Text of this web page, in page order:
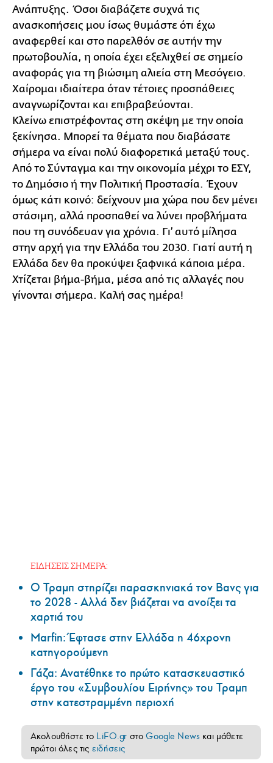
Ανάπτυξης. Όσοι διαβάζετε συχνά τις
ανασκοπήσεις μου ίσως θυμάστε ότι έχω
αναφερθεί και στο παρελθόν σε αυτήν την
πρωτοβουλία, η οποία έχει εξελιχθεί σε σημείο
αναφοράς για τη βιώσιμη αλιεία στη Μεσόγειο.
Χαίρομαι ιδιαίτερα όταν τέτοιες προσπάθειες
αναγνωρίζονται και επιβραβεύονται.
Κλείνω επιστρέφοντας στη σκέψη με την οποία
ξεκίνησα. Μπορεί τα θέματα που διαβάσατε
σήμερα να είναι πολύ διαφορετικά μεταξύ τους.
Από το Σύνταγμα και την οικονομία μέχρι το ΕΣΥ,
το Δημόσιο ή την Πολιτική Προστασία. Έχουν
όμως κάτι κοινό: δείχνουν μια χώρα που δεν μένει
στάσιμη, αλλά προσπαθεί να λύνει προβλήματα
που τη συνόδευαν για χρόνια. Γι’ αυτό μίλησα
στην αρχή για την Ελλάδα του 2030. Γιατί αυτή η
Ελλάδα δεν θα προκύψει ξαφνικά κάποια μέρα.
Χτίζεται βήμα-βήμα, μέσα από τις αλλαγές που
γίνονται σήμερα. Καλή σας ημέρα!
ΕΙΔΗΣΕΙΣ ΣΗΜΕΡΑ:
Ο Τραμπ στηρίζει παρασκηνιακά τον Βανς για
το 2028 - Αλλά δεν βιάζεται να ανοίξει τα
χαρτιά του
Marfin: Έφτασε στην Ελλάδα η 46χρονη
κατηγορούμενη
Γάζα: Ανατέθηκε το πρώτο κατασκευαστικό
έργο του «Συμβουλίου Ειρήνης» του Τραμπ
στην κατεστραμμένη περιοχή
Ακολουθήστε το LiFO.gr στοGoogle News και μάθετε
πρώτοι όλες τις ειδήσεις